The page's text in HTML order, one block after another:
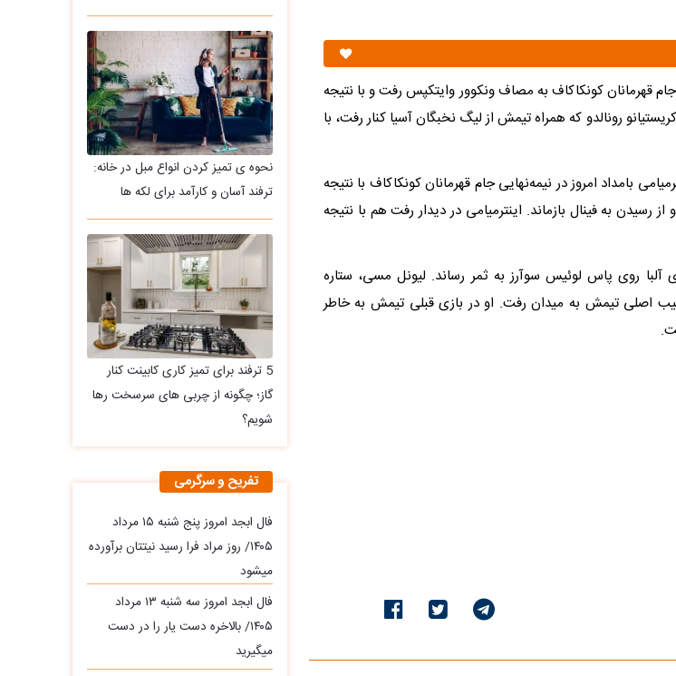
جام قهرمانان کونکاکاف به مصاف ونکوور وایتکپس رفت و با نتیجه
رونالدو که همراه تیمش از لیگ نخبگان آسیا کنار رفت، با
بامداد امروز در نیمه‌نهایی جام قهرمانان کونکاکاف با نتیجه
رسیدن به فینال بازماند. اینترمیامی در دیدار رفت هم با نتیجه
آلبا روی پاس لوئیس سوآرز به ثمر رساند. لیونل مسی، ستاره
اصلی تیمش به میدان رفت. او در بازی قبلی تیمش به خاطر
نحوه ی تمیز کردن انواع مبل در خانه:
ترفند آسان و کارآمد برای لکه ها
5 ترفند برای تمیز کاری کابینت کنار
گاز؛ چگونه از چربی های سرسخت رها
شویم؟
تفریح و سرگرمی
فال ابجد امروز پنج شنبه ۱۵ مرداد
۱۴۰۵/ روز مراد فرا رسید نیتتان برآورده
میشود
فال ابجد امروز سه‌ شنبه ۱۳ مرداد
۱۴۰۵/ بالاخره دست یار را در دست
میگیرید